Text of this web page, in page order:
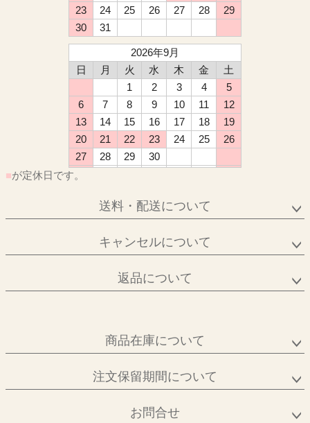
23
24 25 26 27 28
29
30
31
2026年9月
日
月 火 水 木 金
土
1
2 3 4
5
6
7 8 9 10 11
12
13
14 15 16 17 18
19
20
21 22 23 24 25
26
27
28 29
30
■が定休日です。
送料・配送について
キャンセルについて
返品について
商品在庫について
注文保留期間について
お問合せ